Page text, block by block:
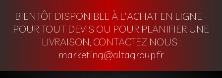
BIENTÔT DISPONIBLE À L'ACHAT EN LIGNE -
POUR TOUT DEVIS OU POUR PLANIFIER UNE
LIVRAISON, CONTACTEZ NOUS :
marketing@altagroup.fr